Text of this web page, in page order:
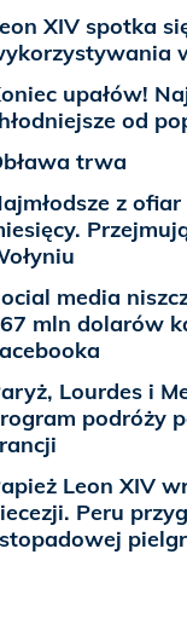
XIV spotka
upałów!
od
trwa
z
media
mln dolarów
Lourdes i
podróży
Leon XIV
Peru